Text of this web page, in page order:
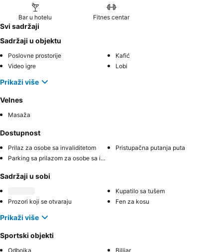
Bar u hotelu Fitnes centar
Svi sadržaji
Sadržaji u objektu
Poslovne prostorije
Kafić
Video igre
Lobi
Prikaži više
Velnes
Masaža
Dostupnost
Prilaz za osobe sa invaliditetom
Pristupačna putanja puta
Parking sa prilazom za osobe sa invaliditetom
Sadržaji u sobi
Kupatilo sa tušem
Prozori koji se otvaraju
Fen za kosu
Prikaži više
Sportski objekti
Odbojka Bilijar